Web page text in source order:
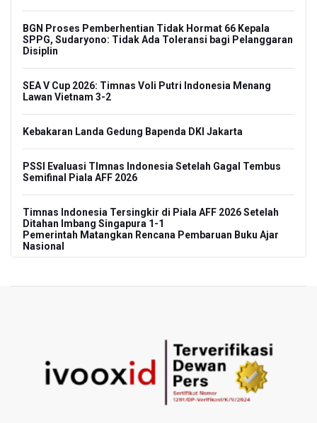
BGN Proses Pemberhentian Tidak Hormat 66 Kepala
SPPG, Sudaryono: Tidak Ada Toleransi bagi Pelanggaran
Disiplin
SEA V Cup 2026: Timnas Voli Putri Indonesia Menang
Lawan Vietnam 3-2
Kebakaran Landa Gedung Bapenda DKI Jakarta
PSSI Evaluasi TImnas Indonesia Setelah Gagal Tembus
Semifinal Piala AFF 2026
Timnas Indonesia Tersingkir di Piala AFF 2026 Setelah
Ditahan Imbang Singapura 1-1
Pemerintah Matangkan Rencana Pembaruan Buku Ajar
Nasional
Perumnas Bangun Hunian Bersubsidi dengan Konsep
TOD di Kemayoran